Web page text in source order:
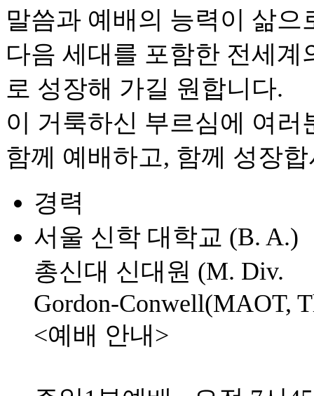
말씀과 예배의 능력이 삶으
다음 세대를 포함한 전세
로 성장해 가길 원합니다.
이 거룩하신 부르심에 여러
함께 예배하고, 함께 성장
경력
서울 신학 대학교 (B. A.)
총신대 신대원 (M. Div.
Gordon-Conwell(MAOT,
<예배 안내>